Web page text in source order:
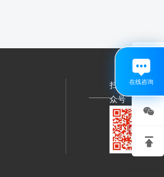
扫码关注公
众号

在线咨询

关注
微信
